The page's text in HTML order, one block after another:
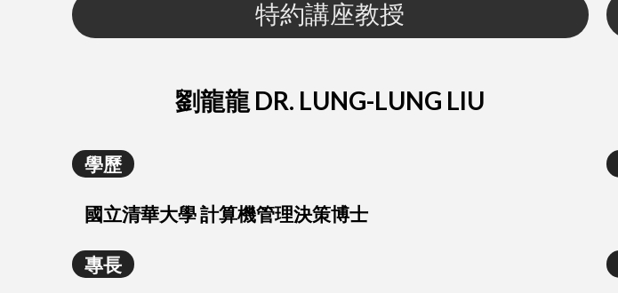
特約講座教授
劉龍龍 DR. LUNG-LUNG LIU
學歷
國立清華大學 計算機管理決策博士
專長